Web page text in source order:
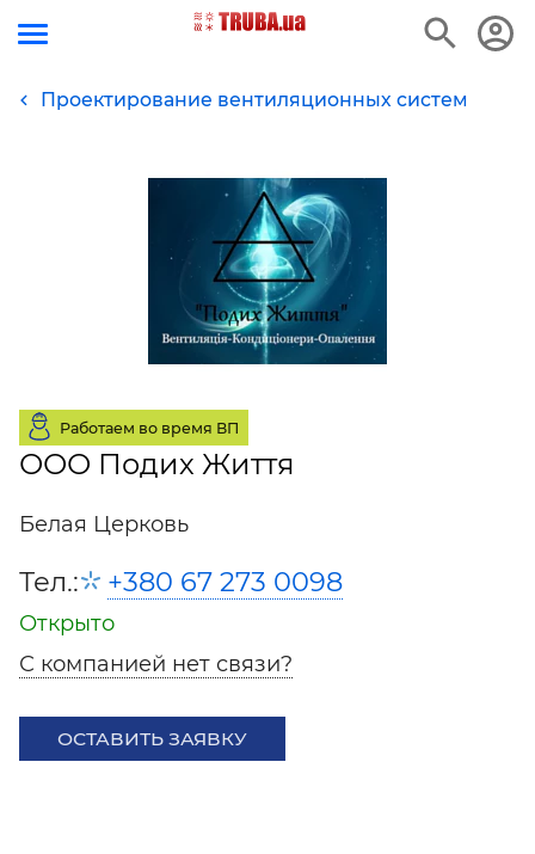
Проектирование вентиляционных систем
Работаем во время ВП
ООО Подих Життя
Белая Церковь
Тел.: +380 67 273 0098
Открыто
С компанией нет связи?
ОСТАВИТЬ ЗАЯВКУ